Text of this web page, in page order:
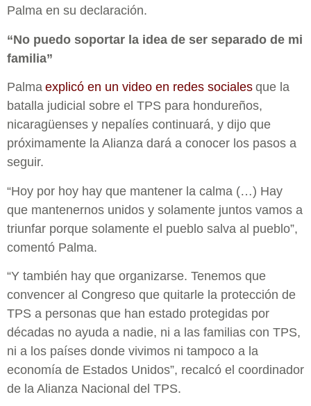
Palma en su declaración.
“No puedo soportar la idea de ser separado de mi
familia”
Palma explicó en un video en redes sociales que la
batalla judicial sobre el TPS para hondureños,
nicaragüenses y nepalíes continuará, y dijo que
próximamente la Alianza dará a conocer los pasos a
seguir.
“Hoy por hoy hay que mantener la calma (…) Hay
que mantenernos unidos y solamente juntos vamos a
triunfar porque solamente el pueblo salva al pueblo”,
comentó Palma.
“Y también hay que organizarse. Tenemos que
convencer al Congreso que quitarle la protección de
TPS a personas que han estado protegidas por
décadas no ayuda a nadie, ni a las familias con TPS,
ni a los países donde vivimos ni tampoco a la
economía de Estados Unidos”, recalcó el coordinador
de la Alianza Nacional del TPS.